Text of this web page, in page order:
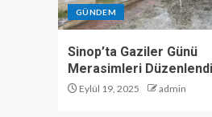
GÜNDEM
Sinop’ta Gaziler Günü
Merasimleri Düzenlendi
Eylül 19, 2025 admin